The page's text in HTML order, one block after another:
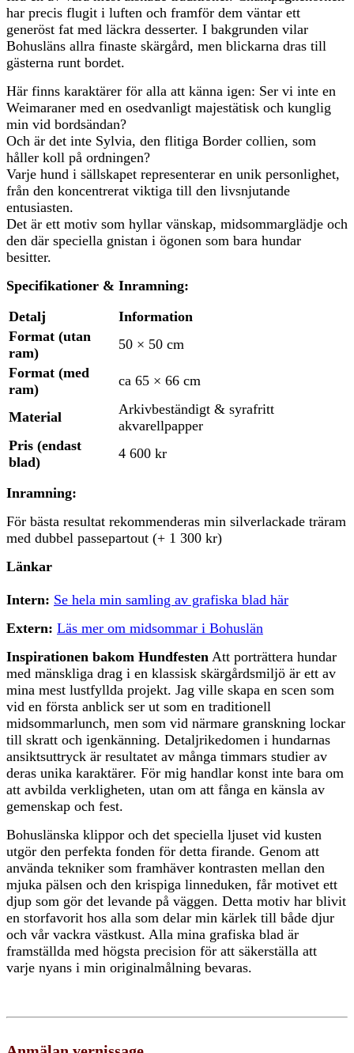
har precis flugit i luften och framför dem väntar ett
generöst fat med läckra desserter. I bakgrunden vilar
Bohusläns allra finaste skärgård, men blickarna dras till
gästerna runt bordet.
Här finns karaktärer för alla att känna igen: Ser vi inte en
Weimaraner med en osedvanligt majestätisk och kunglig
min vid bordsändan?
Och är det inte Sylvia, den flitiga Border collien, som
håller koll på ordningen?
Varje hund i sällskapet representerar en unik personlighet,
från den koncentrerat viktiga till den livsnjutande
entusiasten.
Det är ett motiv som hyllar vänskap, midsommarglädje och
den där speciella gnistan i ögonen som bara hundar
besitter.
Specifikationer & Inramning:
Detalj
Information
Format (utan
ram)
50 × 50 cm
Format (med
ram)
ca 65 × 66 cm
Material
Arkivbeständigt & syrafritt
akvarellpapper
Pris (endast
blad)
4 600 kr
Inramning:
För bästa resultat rekommenderas min silverlackade träram
med dubbel passepartout (+ 1 300 kr)
Länkar
Intern: Se hela min samling av grafiska blad här
Extern: Läs mer om midsommar i Bohuslän
Inspirationen bakom Hundfesten Att porträttera hundar
med mänskliga drag i en klassisk skärgårdsmiljö är ett av
mina mest lustfyllda projekt. Jag ville skapa en scen som
vid en första anblick ser ut som en traditionell
midsommarlunch, men som vid närmare granskning lockar
till skratt och igenkänning. Detaljrikedomen i hundarnas
ansiktsuttryck är resultatet av många timmars studier av
deras unika karaktärer. För mig handlar konst inte bara om
att avbilda verkligheten, utan om att fånga en känsla av
gemenskap och fest.
Bohuslänska klippor och det speciella ljuset vid kusten
utgör den perfekta fonden för detta firande. Genom att
använda tekniker som framhäver kontrasten mellan den
mjuka pälsen och den krispiga linneduken, får motivet ett
djup som gör det levande på väggen. Detta motiv har blivit
en storfavorit hos alla som delar min kärlek till både djur
och vår vackra västkust. Alla mina grafiska blad är
framställda med högsta precision för att säkerställa att
varje nyans i min originalmålning bevaras.